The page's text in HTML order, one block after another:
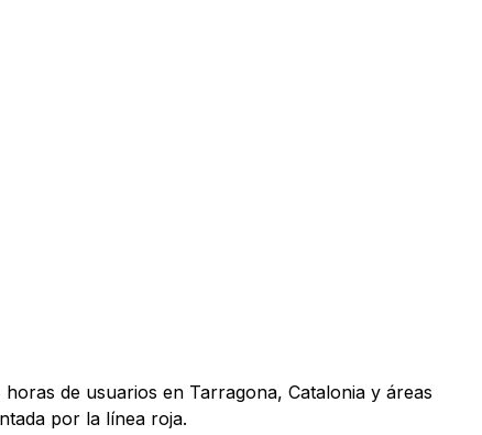
de usuarios en Tarragona, Catalonia y áreas
por la línea roja.